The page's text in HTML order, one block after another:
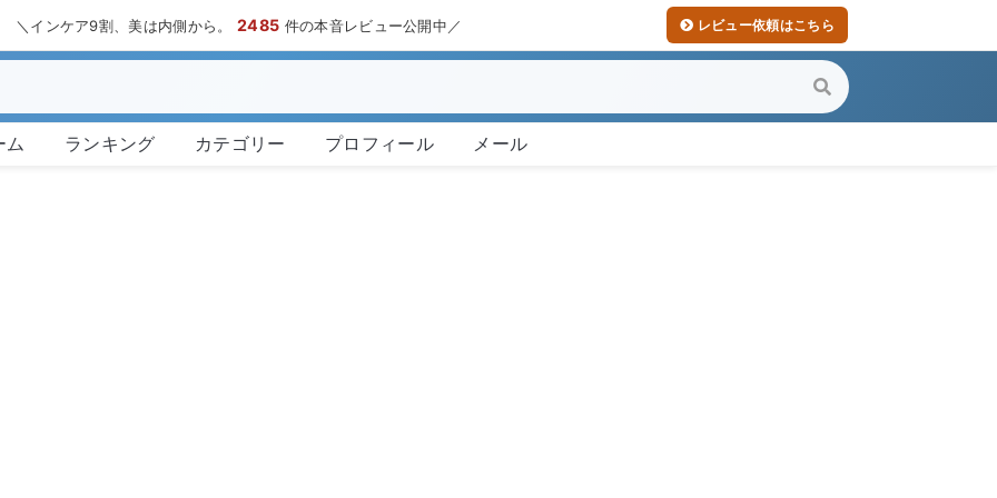
＼インケア9割、美は内側から。2485 件の本音レビュー公開中／ レビュー依頼はこちら
ム ランキング カテゴリー プロフィール メール